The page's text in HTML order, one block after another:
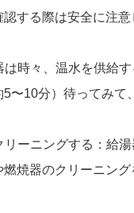
する際は安全に注意
時々、温水を供給
〜10分）待ってみて
ーニングする：給
焼器のクリーニン